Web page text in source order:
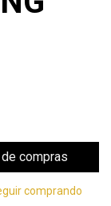
comprando